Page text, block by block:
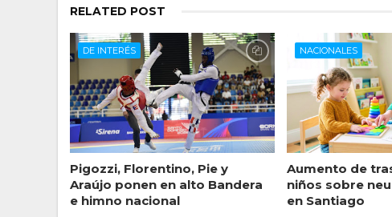
RELATED POST
DE INTERÉS
Pigozzi, Florentino, Pie y
Araújo ponen en alto Bandera
e himno nacional
NACIONALES
Aumento de
niños sobre
en Santiago